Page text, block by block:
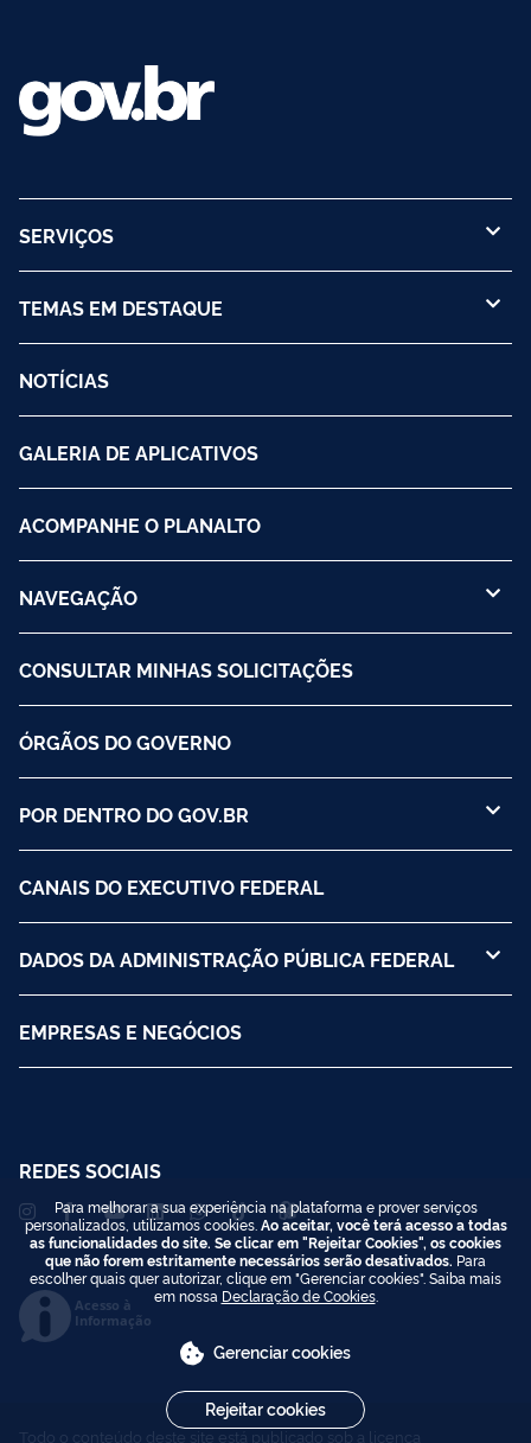
SERVIÇOS
TEMAS EM DESTAQUE
NOTÍCIAS
GALERIA DE APLICATIVOS
ACOMPANHE O PLANALTO
NAVEGAÇÃO
CONSULTAR MINHAS SOLICITAÇÕES
ÓRGÃOS DO GOVERNO
POR DENTRO DO GOV.BR
CANAIS DO EXECUTIVO FEDERAL
DADOS DA ADMINISTRAÇÃO PÚBLICA FEDERAL
EMPRESAS E NEGÓCIOS
REDES SOCIAIS
Acesso à
Informação
Todo o conteúdo deste site está publicado sob a licença
Para melhorar a sua experiência na plataforma e prover serviços
personalizados, utilizamos cookies. Ao aceitar, você terá acesso a todas
as funcionalidades do site. Se clicar em "Rejeitar Cookies", os cookies
que não forem estritamente necessários serão desativados. Para
escolher quais quer autorizar, clique em "Gerenciar cookies". Saiba mais
em nossa Declaração de Cookies.
Gerenciar cookies
Rejeitar cookies